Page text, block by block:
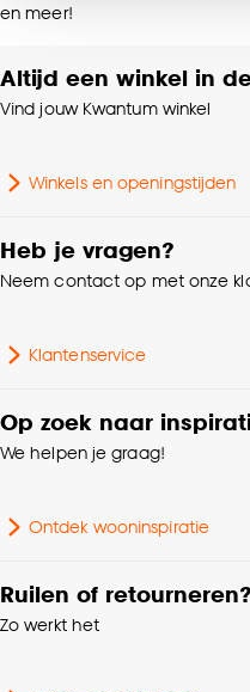
noodzakelijke cookies
accepteren door op
klikken.
Goed om te weten is
kan aanpassen, bekijk
Samenstelling
Breedte
Type verbinding
en meer!
Altijd een winkel in
Vind jouw Kwantum winkel
Winkels en openingstijden
Heb je vragen?
Neem contact op met onze
Klantenservice
Op zoek naar
We helpen je graag!
Ontdek wooninspiratie
Ruilen of retourneren?
Zo werkt het